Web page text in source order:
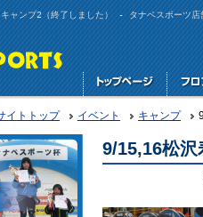
ャンプ2（終了しました） - タナベスポーツ
イトトップ イベント キャンプ
9/15,16松沢